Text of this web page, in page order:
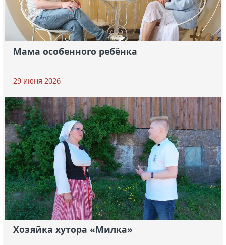
Мама особенного ребёнка
29 июня 2026
Хозяйка хутора «Милка»